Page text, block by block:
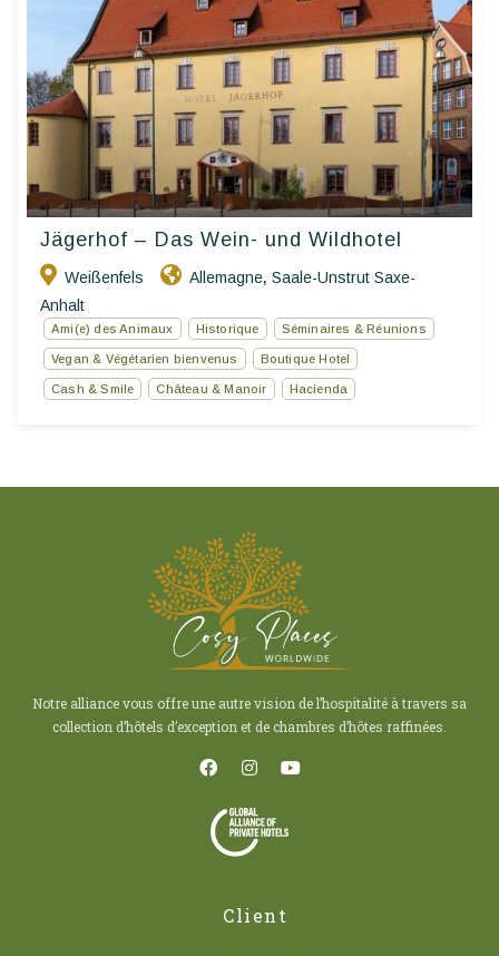
Jägerhof – Das Wein- und Wildhotel
Weißenfels Allemagne, Saale-Unstrut Saxe-
Anhalt
Ami(e) des Animaux Historique Séminaires & Réunions
Vegan & Végétarien bienvenus Boutique Hotel
Cash & Smile Château & Manoir Hacienda
Notre alliance vous offre une autre vision de l’hospitalité à travers sa
collection d’hôtels d’exception et de chambres d’hôtes raffinées.
Client